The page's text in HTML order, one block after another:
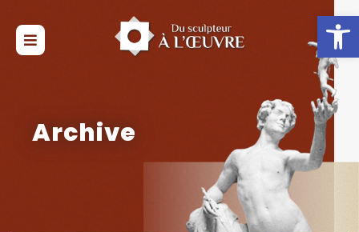
Ouvrir
Archive